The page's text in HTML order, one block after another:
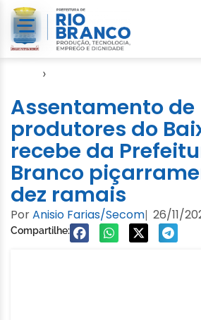
›
Assentamento de
produtores do
recebe da
Branco
dez ramais
PorAnisio Farias/Secom| 26/11/
Compartilhe: